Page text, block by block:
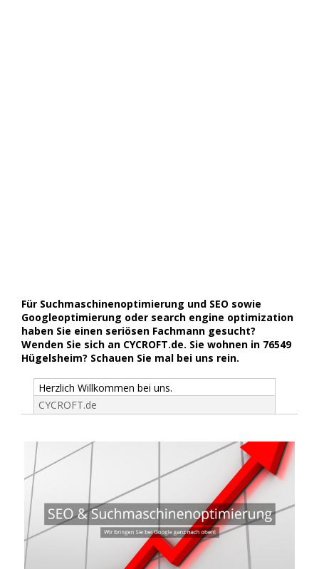
Für Suchmaschinenoptimierung und SEO sowie
Googleoptimierung oder search engine optimization
haben Sie einen seriösen Fachmann gesucht?
Wenden Sie sich an CYCROFT.de. Sie wohnen in 76549
Hügelsheim? Schauen Sie mal bei uns rein.
Herzlich Willkommen bei uns.
CYCROFT.de